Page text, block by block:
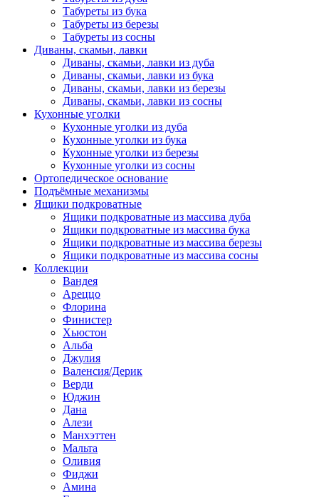
Табуреты из бука
Табуреты из березы
Табуреты из сосны
Диваны, скамьи, лавки
Диваны, скамьи, лавки из дуба
Диваны, скамьи, лавки из бука
Диваны, скамьи, лавки из березы
Диваны, скамьи, лавки из сосны
Кухонные уголки
Кухонные уголки из дуба
Кухонные уголки из бука
Кухонные уголки из березы
Кухонные уголки из сосны
Ортопедическое основание
Подъёмные механизмы
Ящики подкроватные
Ящики подкроватные из массива дуба
Ящики подкроватные из массива бука
Ящики подкроватные из массива березы
Ящики подкроватные из массива сосны
Коллекции
Вандея
Ареццо
Флорина
Финистер
Хьюстон
Альба
Джулия
Валенсия/Дерик
Верди
Юджин
Дана
Алези
Манхэттен
Мальта
Оливия
Фиджи
Амина